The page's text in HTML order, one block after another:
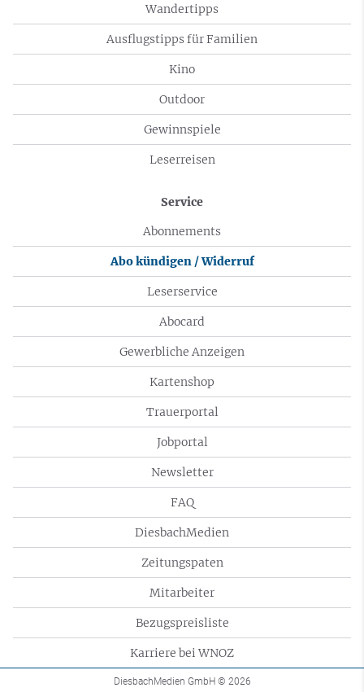
Wandertipps
Ausflugstipps für Familien
Kino
Outdoor
Gewinnspiele
Leserreisen
Service
Abonnements
Abo kündigen / Widerruf
Leserservice
Abocard
Gewerbliche Anzeigen
Kartenshop
Trauerportal
Jobportal
Newsletter
FAQ
DiesbachMedien
Zeitungspaten
Mitarbeiter
Bezugspreisliste
Karriere bei WNOZ
DiesbachMedien GmbH © 2026